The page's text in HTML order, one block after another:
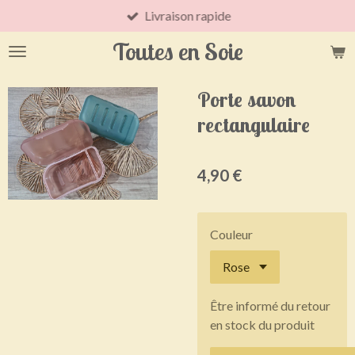
au
contenu
Toutes en Soie
Livraison rapide
Porte savon
rectangulaire
4,90 €
Couleur
Être informé du retour
en stock du produit